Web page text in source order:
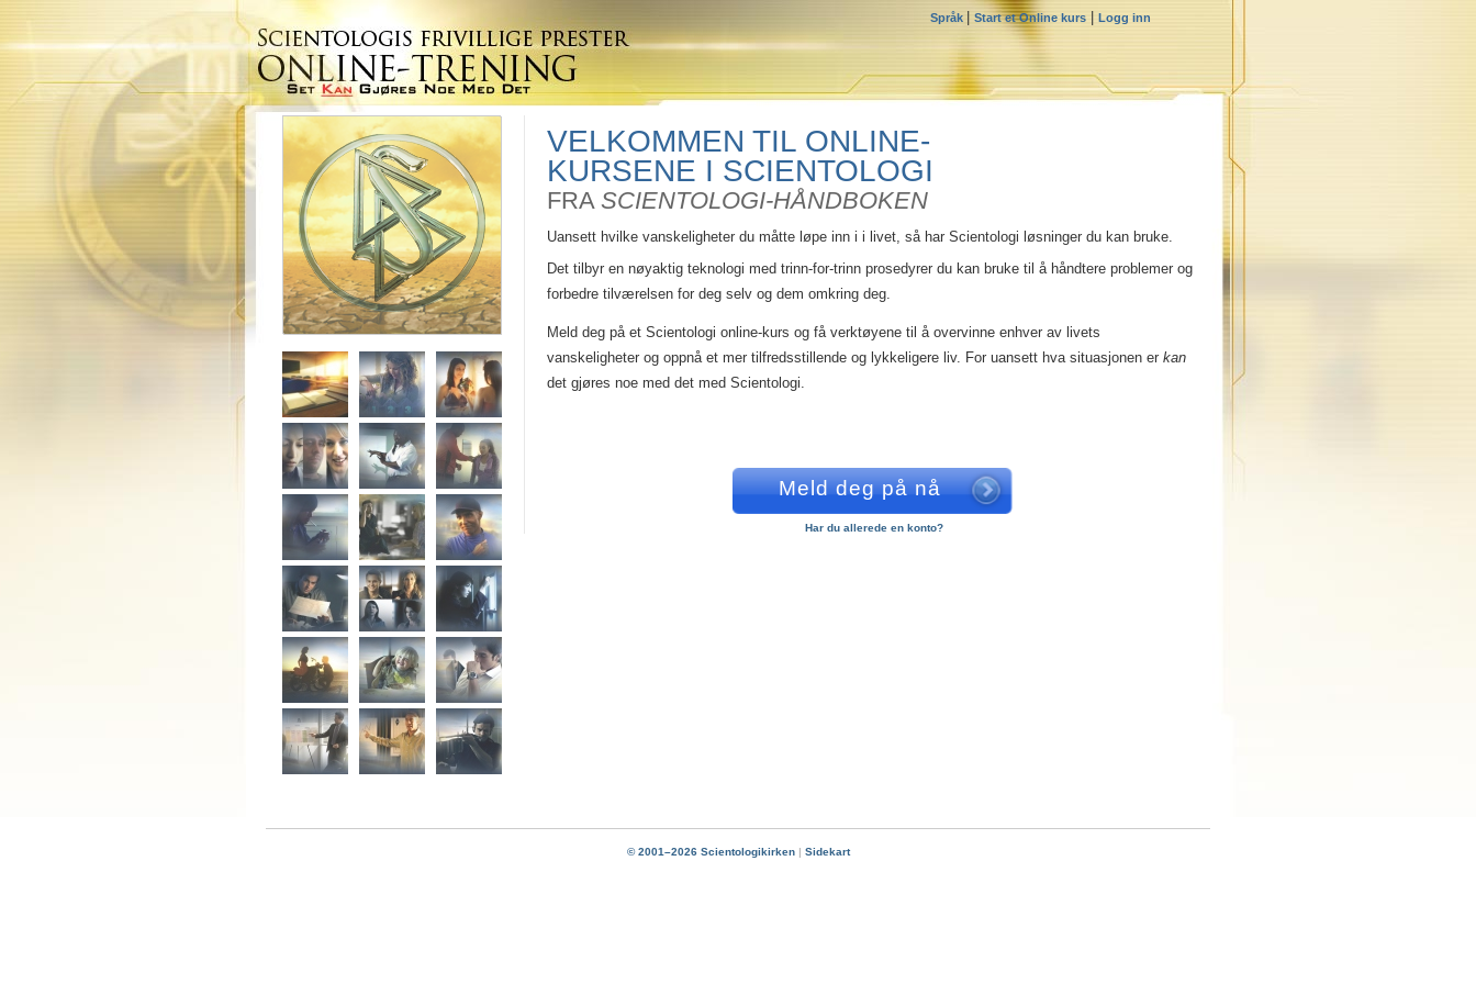
Språk Start et Online kurs Logg inn
VELKOMMEN TIL ONLINE-
KURSENE I SCIENTOLOGI
FRA SCIENTOLOGI-HÅNDBOKEN
Uansett hvilke vanskeligheter du måtte løpe inn i i livet, så har Scientologi løsninger du kan bruke.
Det tilbyr en nøyaktig teknologi med trinn-for-trinn prosedyrer du kan bruke til å håndtere problemer og
forbedre tilværelsen for deg selv og dem omkring deg.
Meld deg på et Scientologi online-kurs og få verktøyene til å overvinne enhver av livets
vanskeligheter og oppnå et mer tilfredsstillende og lykkeligere liv. For uansett hva situasjonen er kan
det gjøres noe med det med Scientologi.
Meld deg på nå
Har du allerede en konto?
© 2001–2026 Scientologikirken| Sidekart